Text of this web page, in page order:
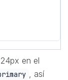
en el
, así